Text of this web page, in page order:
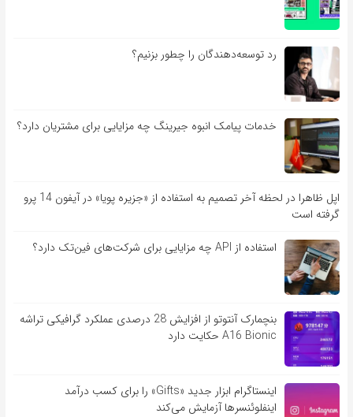
رد توسعه‌دهندگان را چطور بزنیم؟
خدمات پیامک انبوه جیرینگ چه مزایایی برای مشتریان دارد؟
اپل ظاهرا در لحظه آخر تصمیم به استفاده از «جزیره پویا» در آیفون 14 پرو
گرفته است
استفاده از API چه مزایایی برای شرکت‌های فین‌تک دارد؟
بنچمارک آنتوتو از افزایش 28 درصدی عملکرد گرافیکی تراشه
A16 Bionic حکایت دارد
اینستاگرام ابزار جدید «Gifts» را برای کسب درآمد
اینفلوئنسرها آزمایش می‌کند